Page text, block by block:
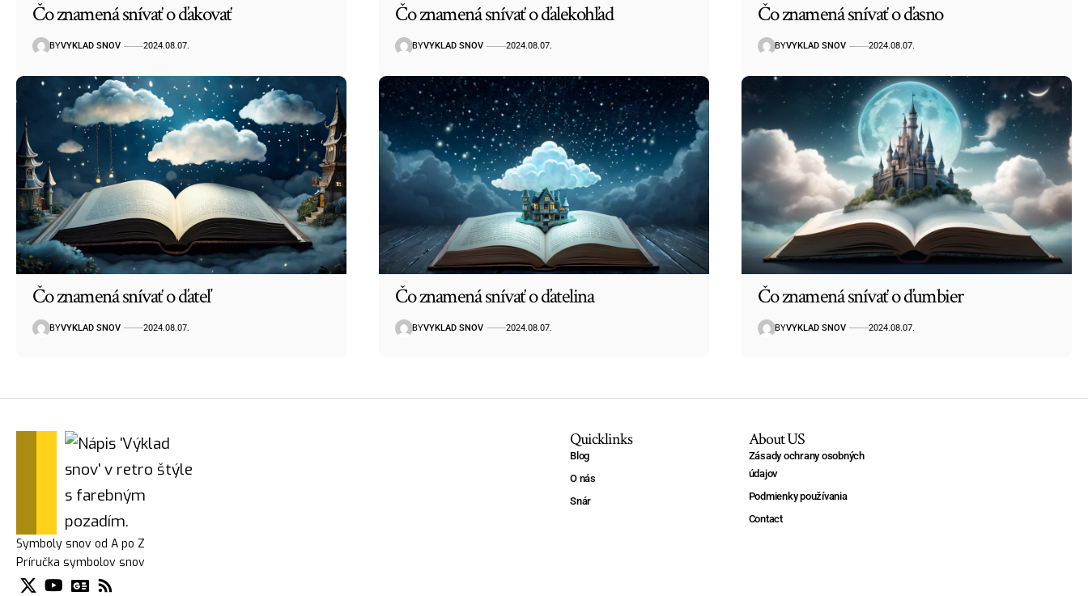
Čo znamená snívať o ďakovať
BYVYKLAD SNOV 2024.08.07.
Čo znamená snívať o ďalekohľad
BYVYKLAD SNOV 2024.08.07.
Čo znamená snívať o ďasno
BYVYKLAD SNOV 2024.08.07.
Čo znamená snívať o ďateľ
BYVYKLAD SNOV 2024.08.07.
Čo znamená snívať o ďatelina
BYVYKLAD SNOV 2024.08.07.
Čo znamená snívať o ďumbier
BYVYKLAD SNOV 2024.08.07.
Symboly snov od A po Z
Príručka symbolov snov
Quicklinks
Blog
O nás
Snár
About US
Zásady ochrany osobných
údajov
Podmienky používania
Contact